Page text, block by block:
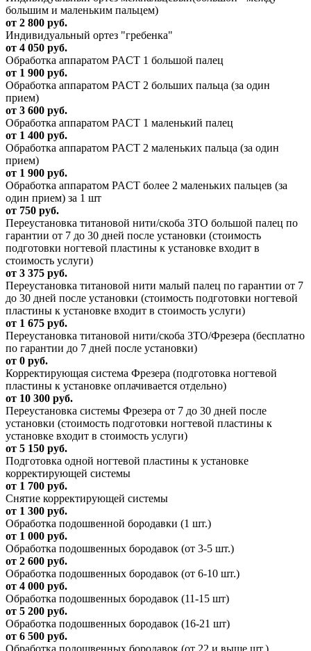
большим и маленьким пальцем)
от 2 800 руб.
Индивидуальный ортез "гребенка"
от 4 050 руб.
Обработка аппаратом PACT 1 большой палец
от 1 900 руб.
Обработка аппаратом PACT 2 больших пальца (за один
прием)
от 3 600 руб.
Обработка аппаратом PACT 1 маленький палец
от 1 400 руб.
Обработка аппаратом PACT 2 маленьких пальца (за один
прием)
от 1 900 руб.
Обработка аппаратом PACT более 2 маленьких пальцев (за
один прием) за 1 шт
от 750 руб.
Переустановка титановой нити/скоба 3ТО большой палец по
гарантии от 7 до 30 дней после установки (стоимость
подготовки ногтевой пластины к установке входит в
стоимость услуги)
от 3 375 руб.
Переустановка титановой нити малый палец по гарантии от 7
до 30 дней после установки (стоимость подготовки ногтевой
пластины к установке входит в стоимость услуги)
от 1 675 руб.
Переустановка титановой нити/скоба 3ТО/Фрезера (бесплатно
по гарантии до 7 дней после установки)
от 0 руб.
Корректирующая система Фрезера (подготовка ногтевой
пластины к установке оплачивается отдельно)
от 10 300 руб.
Переустановка системы Фрезера от 7 до 30 дней после
установки (стоимость подготовки ногтевой пластины к
установке входит в стоимость услуги)
от 5 150 руб.
Подготовка одной ногтевой пластины к установке
корректирующей системы
от 1 700 руб.
Снятие корректирующей системы
от 1 300 руб.
Обработка подошвенной бородавки (1 шт.)
от 1 000 руб.
Обработка подошвенных бородавок (от 3-5 шт.)
от 2 600 руб.
Обработка подошвенных бородавок (от 6-10 шт.)
от 4 000 руб.
Обработка подошвенных бородавок (11-15 шт)
от 5 200 руб.
Обработка подошвенных бородавок (16-21 шт)
от 6 500 руб.
Обработка подошвенных бородавок (от 22 и выше шт.)